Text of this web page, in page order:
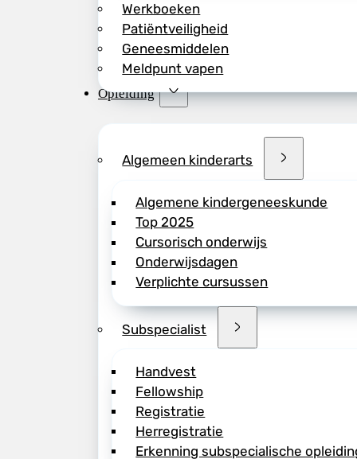
Werkboeken
Patiëntveiligheid
Geneesmiddelen
Meldpunt vapen
Opleiding
Algemeen kinderarts
Algemene kindergeneeskunde
Top 2025
Cursorisch onderwijs
Onderwijsdagen
Verplichte cursussen
Subspecialist
Handvest
Fellowship
Registratie
Herregistratie
Erkenning subspecialische